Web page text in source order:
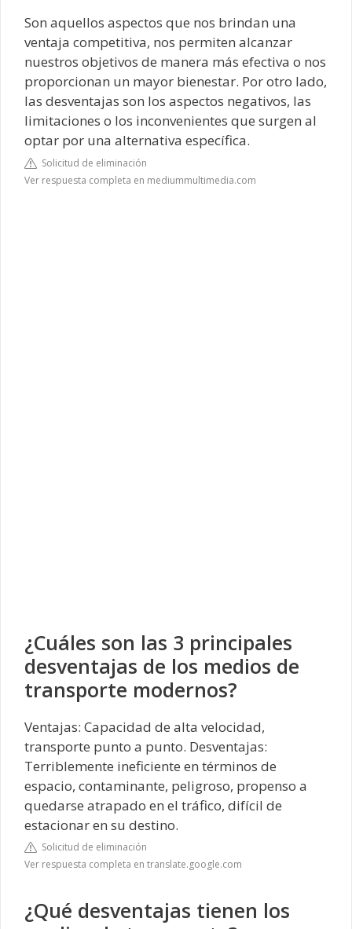
Son aquellos aspectos que nos brindan una
ventaja competitiva, nos permiten alcanzar
nuestros objetivos de manera más efectiva o nos
proporcionan un mayor bienestar. Por otro lado,
las desventajas son los aspectos negativos, las
limitaciones o los inconvenientes que surgen al
optar por una alternativa específica.
Solicitud de eliminación
Ver respuesta completa en mediummultimedia.com
¿Cuáles son las 3 principales
desventajas de los medios de
transporte modernos?
Ventajas: Capacidad de alta velocidad,
transporte punto a punto. Desventajas:
Terriblemente ineficiente en términos de
espacio, contaminante, peligroso, propenso a
quedarse atrapado en el tráfico, difícil de
estacionar en su destino.
Solicitud de eliminación
Ver respuesta completa en translate.google.com
¿Qué desventajas tienen los